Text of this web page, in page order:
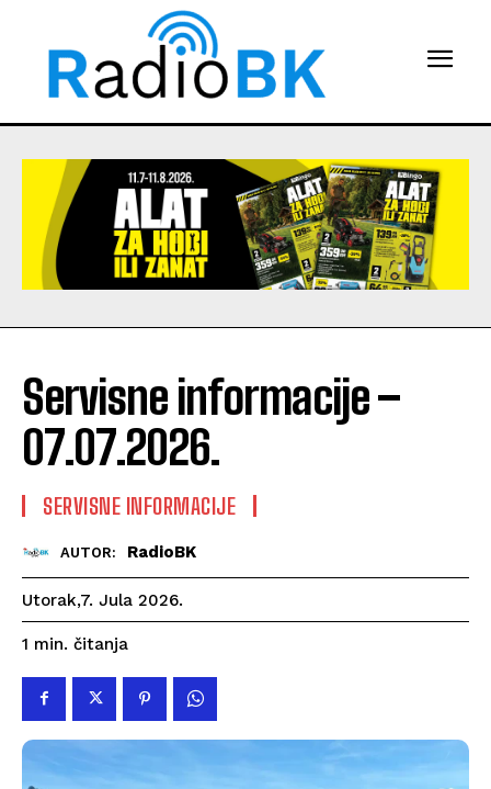
Servisne informacije –
07.07.2026.
SERVISNE INFORMACIJE
AUTOR: RadioBK
Utorak,7. Jula 2026.
1 min. čitanja